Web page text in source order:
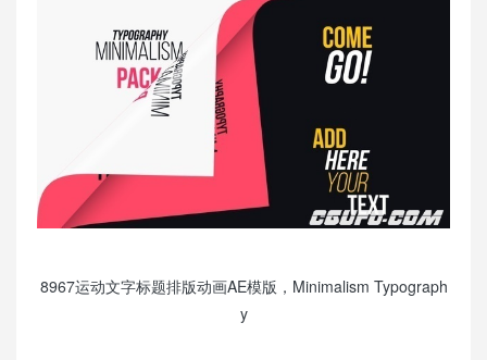
8967运动文字标题排版动画AE模版，Minimalism Typograph
y